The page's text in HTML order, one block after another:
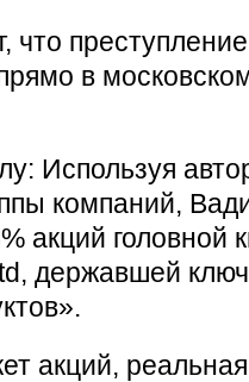
что
в
Используя
компаний,
акций головной
державшей
акций,